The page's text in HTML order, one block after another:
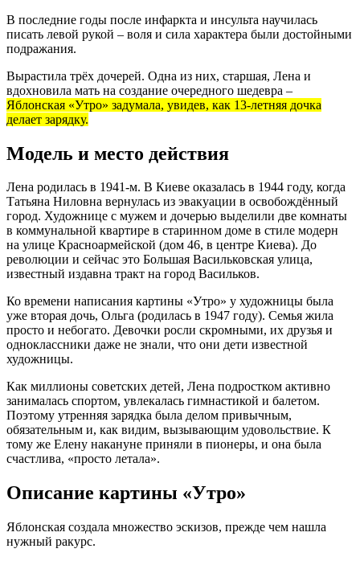
В последние годы после инфаркта и инсульта научилась
писать левой рукой – воля и сила характера были достойными
подражания.
Вырастила трёх дочерей. Одна из них, старшая, Лена и
вдохновила мать на создание очередного шедевра –
Яблонская «Утро» задумала, увидев, как 13-летняя дочка
делает зарядку.
Модель и место действия
Лена родилась в 1941-м. В Киеве оказалась в 1944 году, когда
Татьяна Ниловна вернулась из эвакуации в освобождённый
город. Художнице с мужем и дочерью выделили две комнаты
в коммунальной квартире в старинном доме в стиле модерн
на улице Красноармейской (дом 46, в центре Киева). До
революции и сейчас это Большая Васильковская улица,
известный издавна тракт на город Васильков.
Ко времени написания картины «Утро» у художницы была
уже вторая дочь, Ольга (родилась в 1947 году). Семья жила
просто и небогато. Девочки росли скромными, их друзья и
одноклассники даже не знали, что они дети известной
художницы.
Как миллионы советских детей, Лена подростком активно
занималась спортом, увлекалась гимнастикой и балетом.
Поэтому утренняя зарядка была делом привычным,
обязательным и, как видим, вызывающим удовольствие. К
тому же Елену накануне приняли в пионеры, и она была
счастлива, «просто летала».
Описание картины «Утро»
Яблонская создала множество эскизов, прежде чем нашла
нужный ракурс.